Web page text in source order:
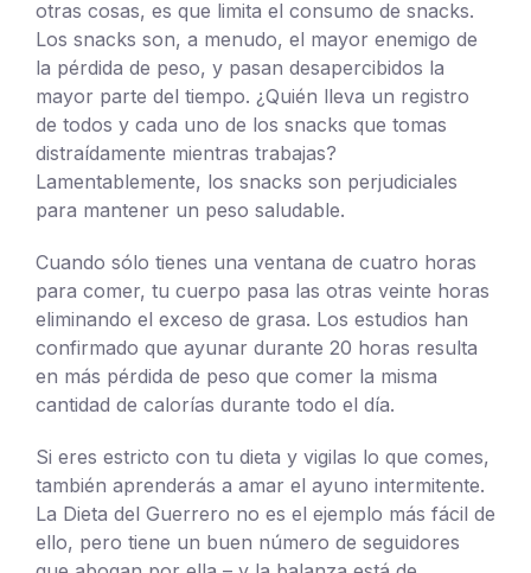
otras cosas, es que limita el consumo de snacks.
Los snacks son, a menudo, el mayor enemigo de
la pérdida de peso, y pasan desapercibidos la
mayor parte del tiempo. ¿Quién lleva un registro
de todos y cada uno de los snacks que tomas
distraídamente mientras trabajas?
Lamentablemente, los snacks son perjudiciales
para mantener un peso saludable.
Cuando sólo tienes una ventana de cuatro horas
para comer, tu cuerpo pasa las otras veinte horas
eliminando el exceso de grasa. Los estudios han
confirmado que ayunar durante 20 horas resulta
en más pérdida de peso que comer la misma
cantidad de calorías durante todo el día.
Si eres estricto con tu dieta y vigilas lo que comes,
también aprenderás a amar el ayuno intermitente.
La Dieta del Guerrero no es el ejemplo más fácil de
ello, pero tiene un buen número de seguidores